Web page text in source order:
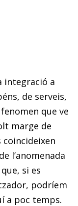
integració a
de serveis,
que ve
marge de
coincideixen
l’anomenada
si es
podríem
a poc temps.